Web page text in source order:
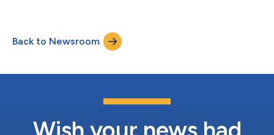
之间的活跃关系。每一种喷涂方案都凸显美孚1号品牌的精神，以
及对发展和保持有意义的赛道与公路关系的持续承诺，这是该品牌
的核心和灵魂。 美孚1号机油长期以来一直是卓越车队在全球最苛
在一些最极端条件下仍然能够提供卓越的发动机性能和保护。汽车
美孚1号润滑油的先进技术。 美孚1号全球赞助总监Robert Shearer
表示:“我们很高兴为美孚1号品牌的历史性周年纪念带来这些特别的
合作。我们共同精心设计的涂装设计不仅向美...
Back to Newsroom